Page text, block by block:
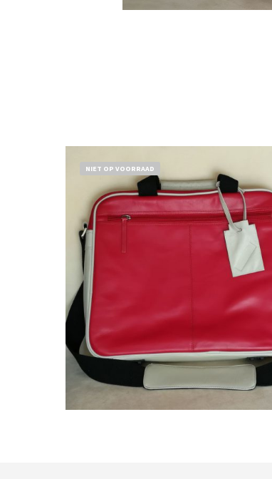
NIET OP VOORRAAD